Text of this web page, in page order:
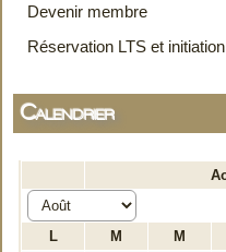
Devenir membre
Réservation LTS et initiation
Calendrier